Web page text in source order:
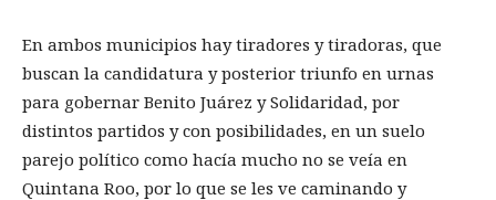
En ambos municipios hay tiradores y tiradoras, que
buscan la candidatura y posterior triunfo en urnas
para gobernar Benito Juárez y Solidaridad, por
distintos partidos y con posibilidades, en un suelo
parejo político como hacía mucho no se veía en
Quintana Roo, por lo que se les ve caminando y